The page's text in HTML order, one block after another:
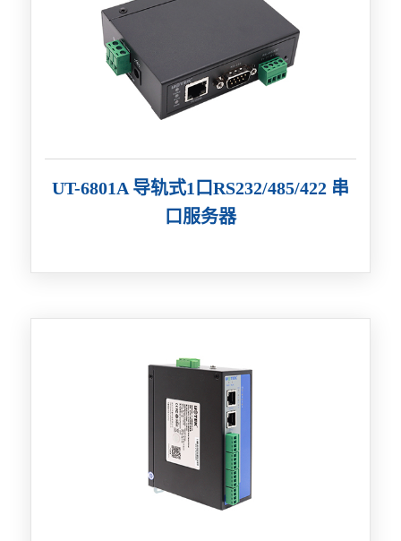
UT-6801A 导轨式1口RS232/485/422 串
口服务器